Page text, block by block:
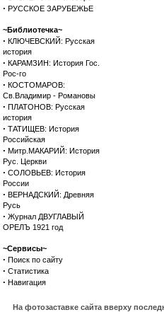
· РУССКОЕ ЗАРУБЕЖЬЕ
~Библиотечка~
· КЛЮЧЕВСКИЙ: Русская
история
· КАРАМЗИН: История Гос.
Рос-го
· КОСТОМАРОВ:
Св.Владимир - Романовы
· ПЛАТОНОВ: Русская
история
· ТАТИЩЕВ: История
Российская
· Митр.МАКАРИЙ: История
Рус. Церкви
· СОЛОВЬЕВ: История
России
· ВЕРНАДСКИЙ: Древняя
Русь
· Журнал ДВУГЛАВЫЙ
ОРЕЛЪ 1921 год
~Сервисы~
· Поиск по сайту
· Статистика
· Навигация
На фотозаставке сайта вверху